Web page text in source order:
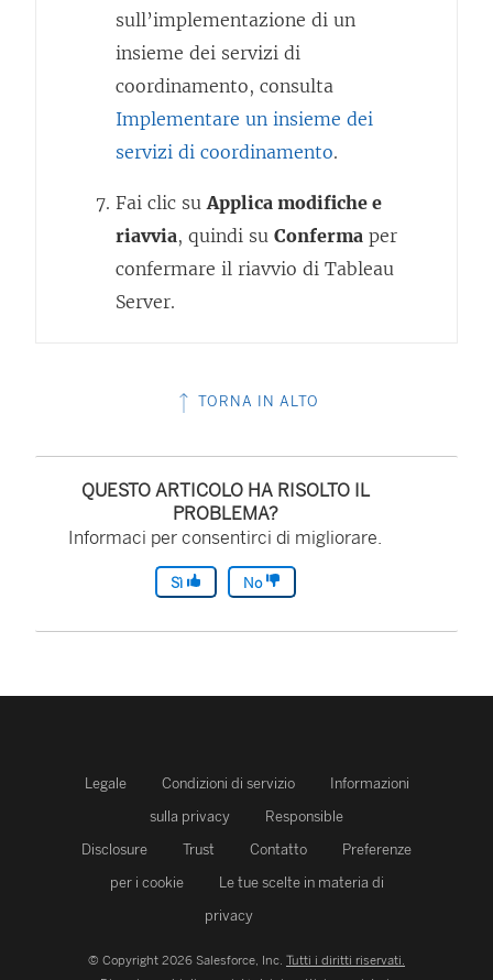
sull’implementazione di un
insieme dei servizi di
coordinamento, consulta
Implementare un insieme dei
servizi di coordinamento.
Fai clic suApplica modifiche e
riavvia, quindi su Conferma per
confermare il riavvio di Tableau
Server.
TORNA IN ALTO
QUESTO ARTICOLO HA RISOLTO IL
PROBLEMA?
Informaci per consentirci di migliorare.
Sì No
Legale Condizioni di servizio
Informazioni
sulla privacy
Responsible
Disclosure
Trust Contatto
Preferenze
per i cookie
Le tue scelte in materia di
privacy
© Copyright 2026 Salesforce, Inc. Tutti i diritti riservati.